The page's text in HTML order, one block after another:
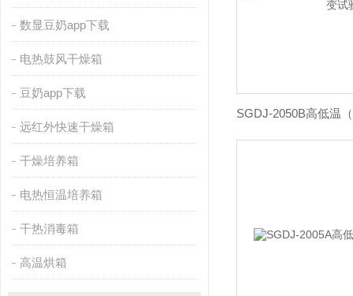
数显豆奶app下载
电热鼓风干燥箱
豆奶app下载
远红外快速干燥箱
干燥培养箱
电热恒温培养箱
干热消毒箱
高温烘箱